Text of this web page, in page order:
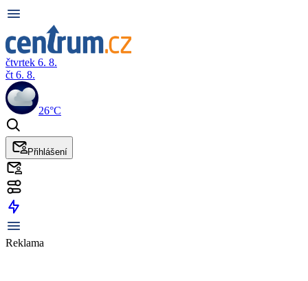
čtvrtek 6. 8.
čt 6. 8.
26°C
Přihlášení
Reklama